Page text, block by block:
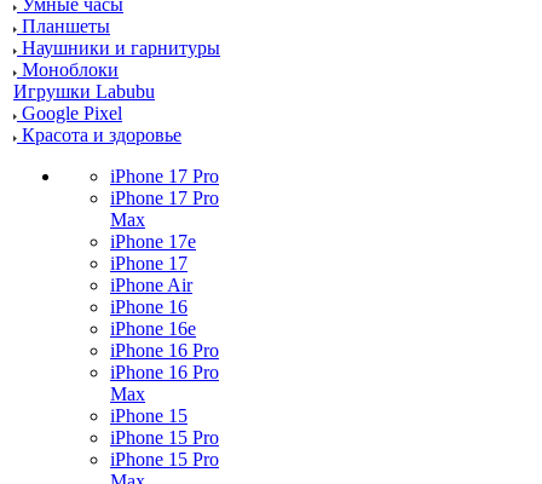
Умные часы
Планшеты
Наушники и гарнитуры
Моноблоки
Игрушки Labubu
Google Pixel
Красота и здоровье
iPhone 17 Pro
iPhone 17 Pro
Max
iPhone 17e
iPhone 17
iPhone Air
iPhone 16
iPhone 16e
iPhone 16 Pro
iPhone 16 Pro
Max
iPhone 15
iPhone 15 Pro
iPhone 15 Pro